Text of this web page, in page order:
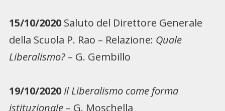
15/10/2020Saluto del Direttore Generale
della Scuola P. Rao – Relazione: Quale
Liberalismo?– G. Gembillo
19/10/2020 Il Liberalismo come forma
istituzionale– G. Moschella